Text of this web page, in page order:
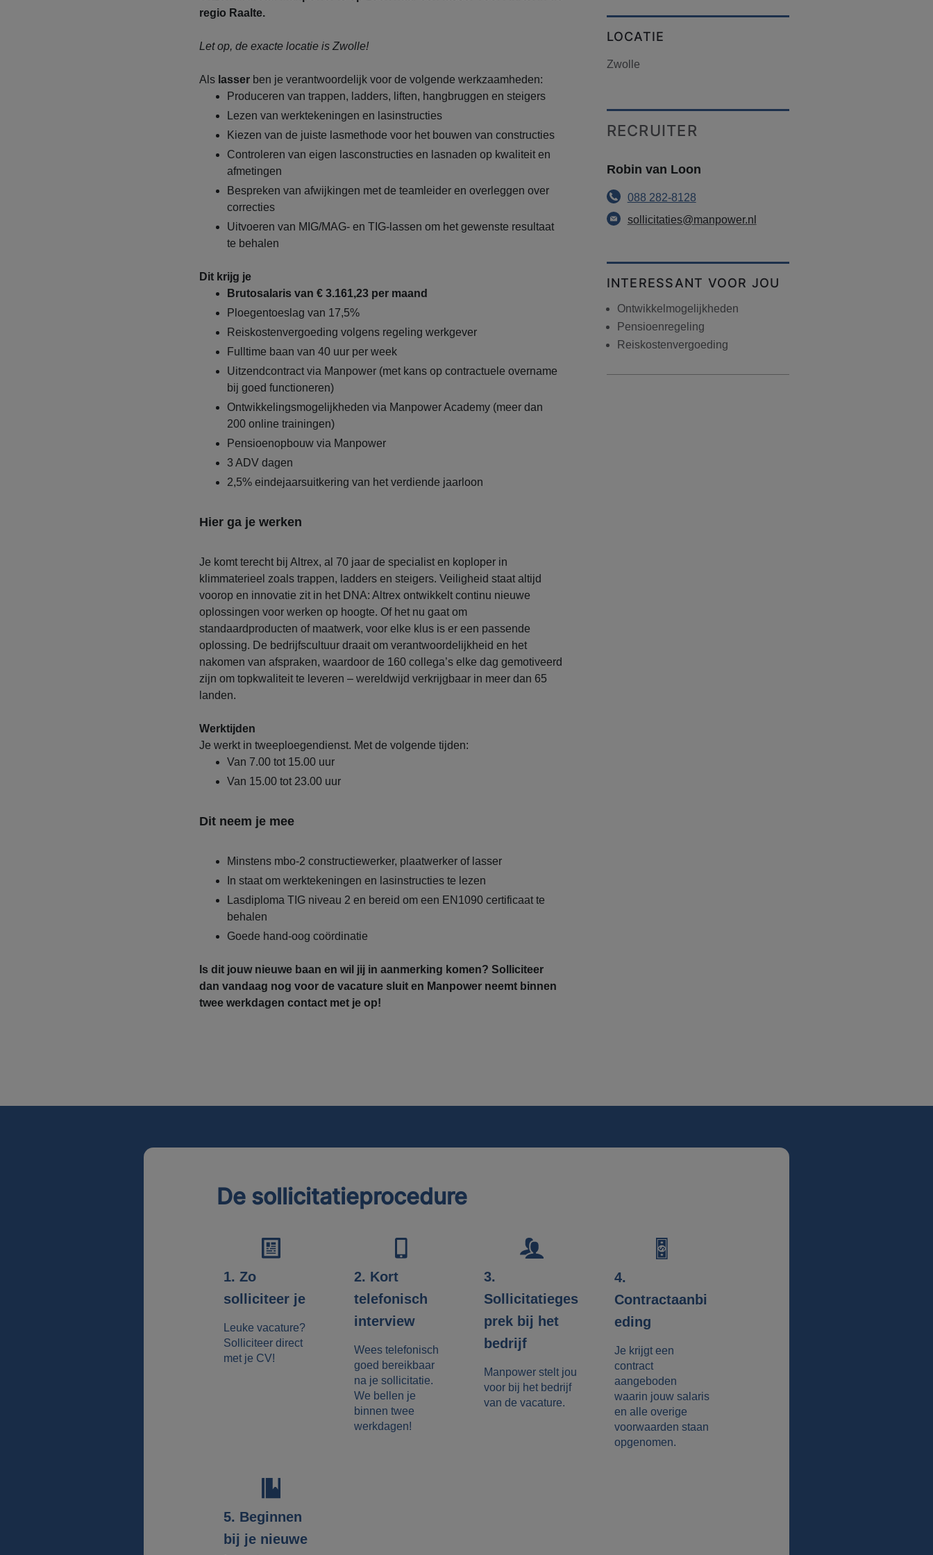
regio Raalte.
Let op, de exacte locatie is Zwolle!
Als lasserben je verantwoordelijk voor de volgende werkzaamheden:
Produceren van trappen, ladders, liften, hangbruggen en steigers
Lezen van werktekeningen en lasinstructies
Kiezen van de juiste lasmethode voor het bouwen van constructies
Controleren van eigen lasconstructies en lasnaden op kwaliteit en
afmetingen
Bespreken van afwijkingen met de teamleider en overleggen over
correcties
Uitvoeren van MIG/MAG- en TIG-lassen om het gewenste resultaat
te behalen
Dit krijg je
Brutosalaris van € 3.161,23 per maand
Ploegentoeslag van 17,5%
Reiskostenvergoeding volgens regeling werkgever
Fulltime baan van 40 uur per week
Uitzendcontract via Manpower (met kans op contractuele overname
bij goed functioneren)
Ontwikkelingsmogelijkheden via Manpower Academy (meer dan
200 online trainingen)
Pensioenopbouw via Manpower
3 ADV dagen
2,5% eindejaarsuitkering van het verdiende jaarloon
Hier ga je werken
Je komt terecht bij Altrex, al 70 jaar de specialist en koploper in
klimmaterieel zoals trappen, ladders en steigers. Veiligheid staat altijd
voorop en innovatie zit in het DNA: Altrex ontwikkelt continu nieuwe
oplossingen voor werken op hoogte. Of het nu gaat om
standaardproducten of maatwerk, voor elke klus is er een passende
oplossing. De bedrijfscultuur draait om verantwoordelijkheid en het
nakomen van afspraken, waardoor de 160 collega’s elke dag gemotiveerd
zijn om topkwaliteit te leveren – wereldwijd verkrijgbaar in meer dan 65
landen.
Werktijden
Je werkt in tweeploegendienst. Met de volgende tijden:
Van 7.00 tot 15.00 uur
Van 15.00 tot 23.00 uur
Dit neem je mee
Minstens mbo-2 constructiewerker, plaatwerker of lasser
In staat om werktekeningen en lasinstructies te lezen
Lasdiploma TIG niveau 2 en bereid om een EN1090 certificaat te
behalen
Goede hand-oog coördinatie
Is dit jouw nieuwe baan en wil jij in aanmerking komen? Solliciteer
dan vandaag nog voor de vacature sluit en Manpower neemt binnen
twee werkdagen contact met je op!
LOCATIE
Zwolle
RECRUITER
Robin van Loon
088 282-8128
sollicitaties@manpower.nl
INTERESSANT VOOR JOU
Ontwikkelmogelijkheden
Pensioenregeling
Reiskostenvergoeding
De sollicitatieprocedure
1. Zo
solliciteer je
Leuke vacature?
Solliciteer direct
met je CV!
2. Kort
telefonisch
interview
Wees telefonisch
goed bereikbaar
na je sollicitatie.
We bellen je
binnen twee
werkdagen!
3.
Sollicitatieges
prek bij het
bedrijf
Manpower stelt jou
voor bij het bedrijf
van de vacature.
4.
Contractaanbi
eding
Je krijgt een
contract
aangeboden
waarin jouw salaris
en alle overige
voorwaarden staan
opgenomen.
5. Beginnen
bij je nieuwe